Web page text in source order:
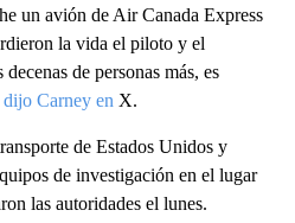
un avión de Air Canada Express
la vida el piloto y el
de personas más, es
dijo Carney en X.
de Estados Unidos y
de investigación en el lugar
las autoridades el lunes.